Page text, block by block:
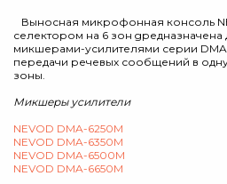
Выносная микрофонная консоль
селектором на 6 зон gредназначена
микшерами-усилителями серии
передачи речевых сообщений в
зоны.
Микшеры усилители
NEVOD DMA-6250M
NEVOD DMA-6350M
NEVOD DMA-6500M
NEVOD DMA-6650M